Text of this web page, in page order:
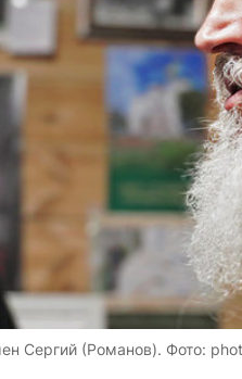
Сергий (Романов). Фото: